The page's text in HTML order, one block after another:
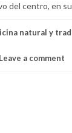
del centro, en
natural y
Leave a comment